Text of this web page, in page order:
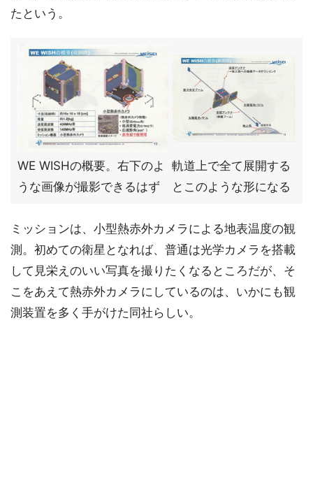
たという。
WE WISHの概要。右下のよ
うな画像が撮影できるはず
軌道上で全て展開する
とこのような形になる
ミッションは、小型熱赤外カメラによる地表温度の観
測。初めての衛星となれば、普通は光学カメラを搭載
して見栄えのいい写真を撮りたくなるところだが、そ
こをあえて熱赤外カメラにしているのは、いかにも観
測装置を多く手がけた同社らしい。